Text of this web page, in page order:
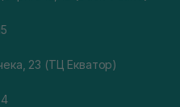
23 (ТЦ Екватор)